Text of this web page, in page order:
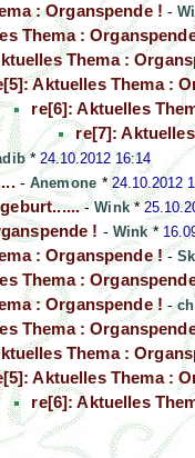
: Organspende ! -
Thema :
Thema :
Aktuelles Thema :
re[6]: Aktuelles
re[7]:
*24.10.2012 16:14
- Anemone *24.10.2012
-Wink*
! - Wink*
: Organspende !-
Thema :
: Organspende ! -
Thema :
Thema :
Aktuelles Thema :
re[6]: Aktuelles